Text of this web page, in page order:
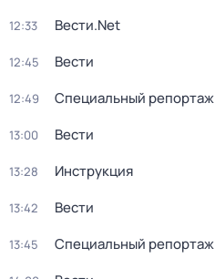
12:33 Вести.Net
12:45 Вести
12:49 Специальный репортаж
13:00 Вести
13:28 Инструкция
13:42 Вести
13:45 Специальный репортаж